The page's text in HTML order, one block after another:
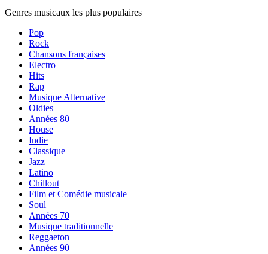
Genres musicaux les plus populaires
Pop
Rock
Chansons françaises
Electro
Hits
Rap
Musique Alternative
Oldies
Années 80
House
Indie
Classique
Jazz
Latino
Chillout
Film et Comédie musicale
Soul
Années 70
Musique traditionnelle
Reggaeton
Années 90